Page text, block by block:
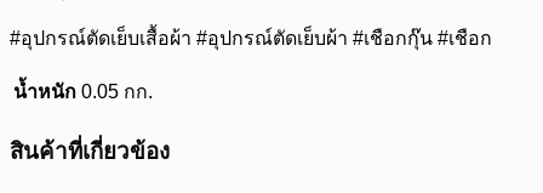
#อุปกรณ์ตัดเย็บเสื้อผ้า #อุปกรณ์ตัดเย็บผ้า #เชือกกุ๊น #เชือก
น้ำหนัก 0.05 กก.
สินค้าที่เกี่ยวข้อง